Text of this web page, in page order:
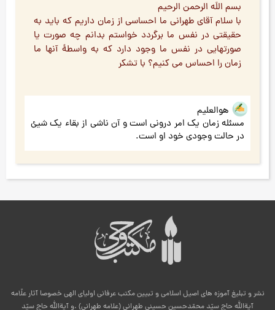
بسم اللَه الرحمن الرحیم
با سلام آقای طهرانی ما احساسی از زمان داریم که باید به
حقیقتی در نفس ما برگردد خواستم بدانم چه صورت یا
صورتهایی در نفس ما وجود دارد که به واسطۀ آنها ما
زمان را احساس می کنیم؟ با تشکر
هوالعلیم
مسئله زمان یک امر درونی است و آن ناشی از بقاء یک شیئ
در حالت وجودی خود او است.
نشر و تبلیغ آموزه های اصیل اسلامی و تبیین مکتب عرفانی اولیای الهی خصوصا آثار علّامه
آیةالله حاج سیّد محمّدحسین حسینی طهرانی (علامه طهرانی) .و آیةالله حاج سیّد